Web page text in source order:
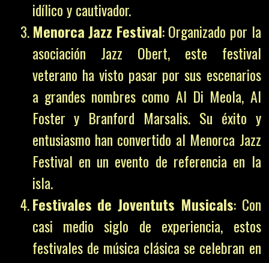
idílico y cautivador.
Menorca Jazz Festival: Organizado por la
asociación Jazz Obert, este festival
veterano ha visto pasar por sus escenarios
a grandes nombres como Al Di Meola, Al
Foster y Branford Marsalis. Su éxito y
entusiasmo han convertido al Menorca Jazz
Festival en un evento de referencia en la
isla.
Festivales de Joventuts Musicals: Con
casi medio siglo de experiencia, estos
festivales de música clásica se celebran en